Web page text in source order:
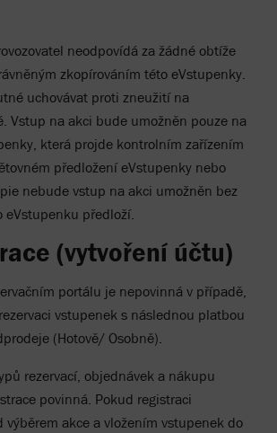
neodpovídá za žádné obtíže
zkopírováním této eVstupenky.
uchovávat proti zneužití na
Vstup na akci bude umožněn pouze na
která projde kontrolním zařízením
předložení eVstupenky nebo
nebude vstup na akci umožněn bez
eVstupenku předloží.
(vytvoření účtu)
portálu je nepovinná v případě,
vstupenek s následnou platbou
(Hotově/ Osobně).
rezervací, objednávek a nákupu
povinná. Pokud registraci
výběrem akce a vložením vstupenek do